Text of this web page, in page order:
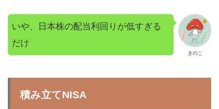
きのこ
いや、日本株の配当利回りが低すぎる
だけ
積み立てNISA